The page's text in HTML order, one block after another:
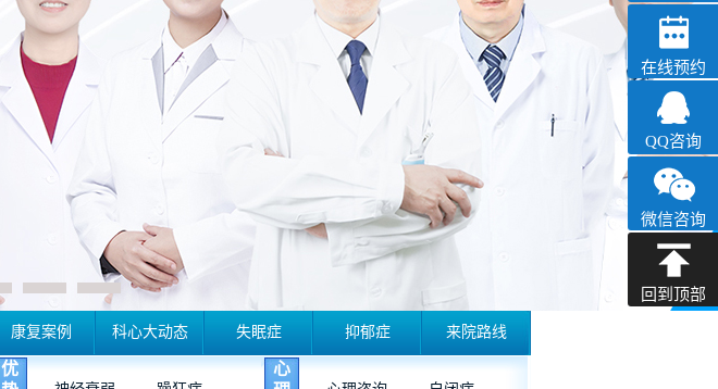
康复案例 科心大动态 失眠症 抑郁症 来院路线
优
心
在线预约
QQ咨询
微信咨询
回到顶部